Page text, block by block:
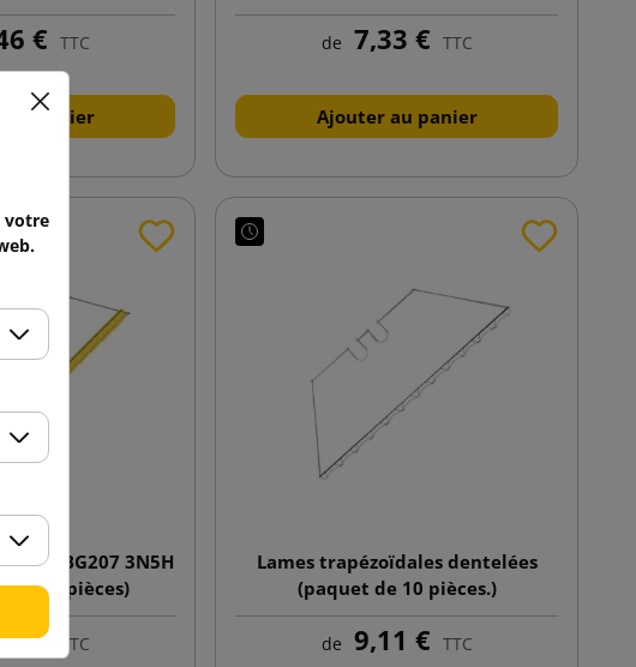
€ TTC
au panier
de 7,33 € TTC
Ajouter au panier
WBG207 3N5H
de 10 pièces)
€ TTC
Lames trapézoïdales dentelées
(paquet de 10 pièces.)
de 9,11 € TTC
votre